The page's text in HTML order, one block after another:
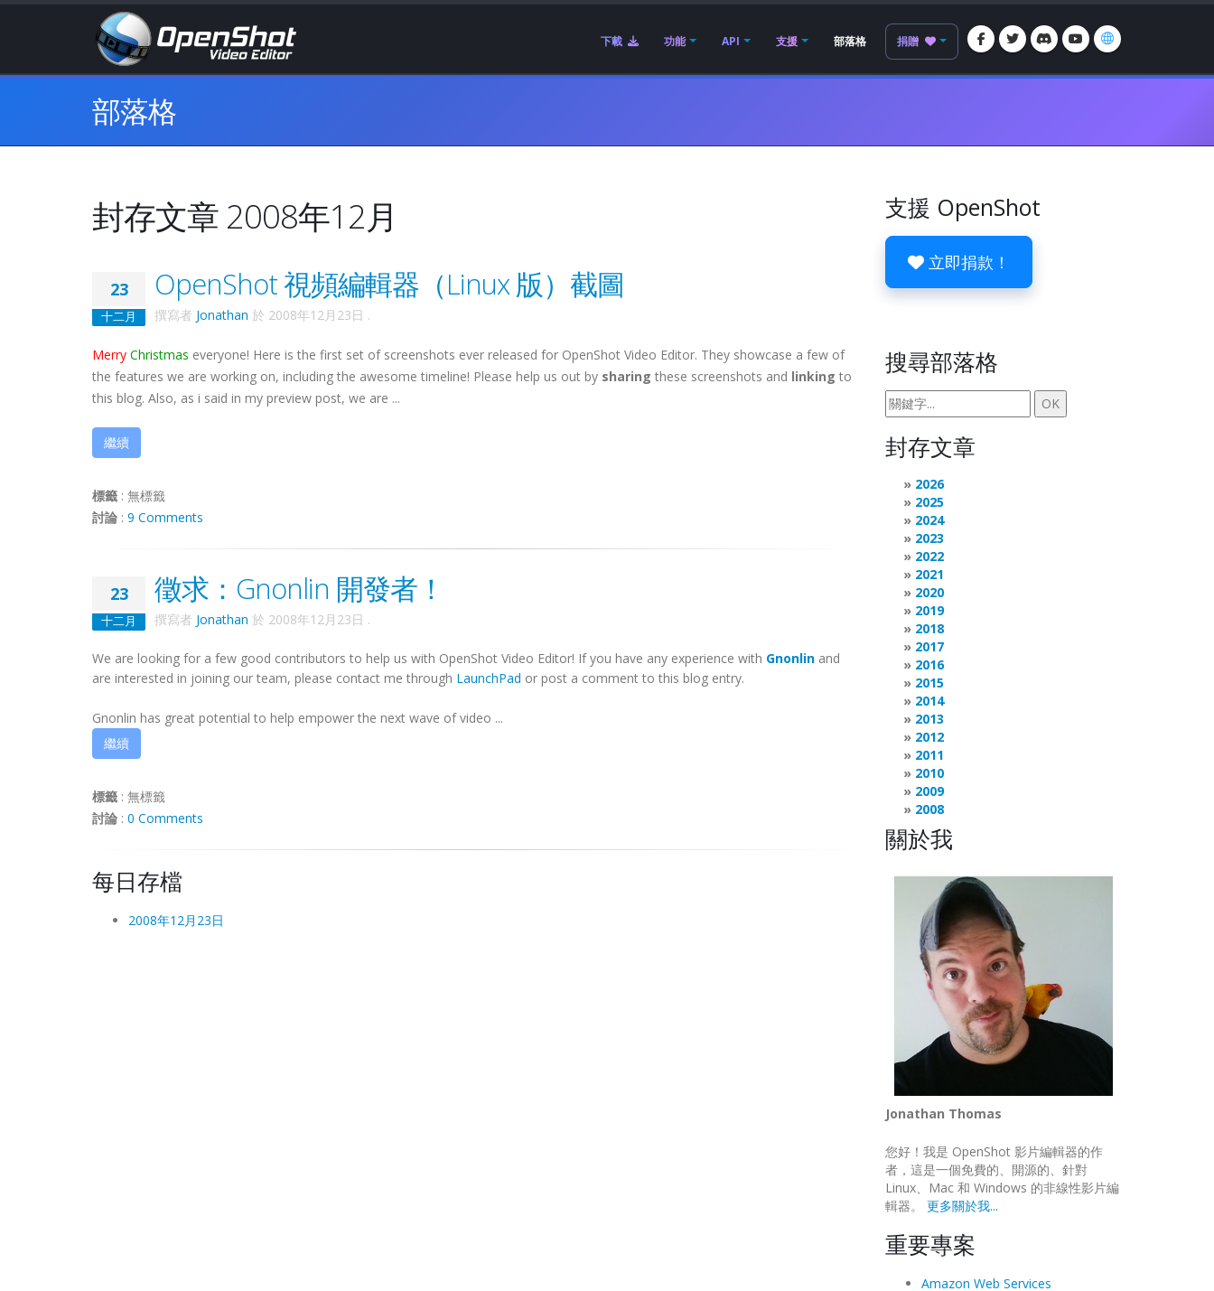
下載 功能 API 支援 部落格 捐贈
部落格
封存文章 2008年12月
23
十二月
OpenShot 視頻編輯器（Linux 版）截圖
撰寫者 Jonathan 於 2008年12月23日 .
Merry Christmas everyone! Here is the first set of screenshots ever released for OpenShot Video Editor. They showcase a few of
the features we are working on, including the awesome timeline! Please help us out by sharing these screenshots and linking to
this blog. Also, as i said in my preview post, we are ...
繼續
標籤 : 無標籤
討論 : 9 Comments
23
十二月
徵求：Gnonlin 開發者！
撰寫者 Jonathan 於 2008年12月23日 .
We are looking for a few good contributors to help us with OpenShot Video Editor! If you have any experience with Gnonlin and
are interested in joining our team, please contact me through LaunchPad or post a comment to this blog entry.
Gnonlin has great potential to help empower the next wave of video ...
繼續
標籤 : 無標籤
討論 : 0 Comments
每日存檔
2008年12月23日
支援 OpenShot
立即捐款！
搜尋部落格
封存文章
2026
2025
2024
2023
2022
2021
2020
2019
2018
2017
2016
2015
2014
2013
2012
2011
2010
2009
2008
關於我
Jonathan Thomas
您好！我是 OpenShot 影片編輯器的作
者，這是一個免費的、開源的、針對
Linux、Mac 和 Windows 的非線性影片編
輯器。 更多關於我...
重要專案
Amazon Web Services